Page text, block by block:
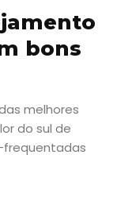
bons
melhores
do sul de
frequentadas